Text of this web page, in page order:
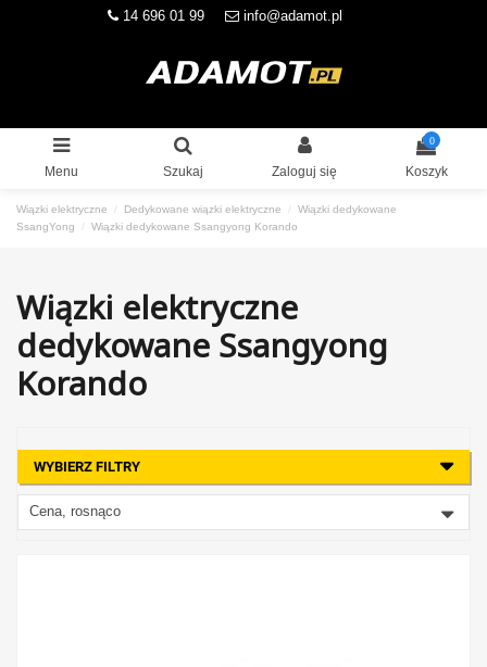
14 696 01 99 info@adamot.pl
Menu Szukaj Zaloguj się
0
Koszyk
Wiązki elektryczne Dedykowane wiązki elektryczne
Wiązki dedykowane
SsangYong
Wiązki dedykowane Ssangyong Korando
Wiązki elektryczne
dedykowane Ssangyong
Korando
WYBIERZ FILTRY
Cena, rosnąco